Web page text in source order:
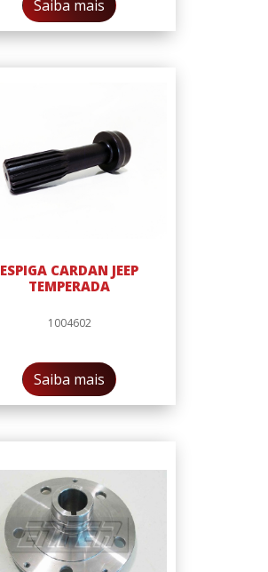
Saiba mais
ESPIGA CARDAN JEEP
TEMPERADA
1004602
Saiba mais